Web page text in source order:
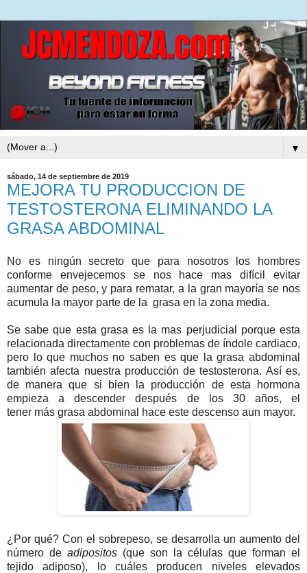
▼
sábado, 14 de septiembre de 2019
MEJORA TU PRODUCCION DE
TESTOSTERONA ELIMINANDO LA
GRASA ABDOMINAL
No es ningún secreto que para nosotros los hombres
conforme envejecemos se nos hace mas difícil evitar
aumentar de peso, y para rematar, a la gran mayoría se nos
acumula la mayor parte de la grasa en la zona media.
Se sabe que esta grasa es la mas perjudicial porque esta
relacionada directamente con problemas de índole cardiaco,
pero lo que muchos no saben es que la grasa abdominal
también afecta nuestra producción de testosterona. Así es,
de manera que si bien la producción de esta hormona
empieza a descender después de los 30 años, el
tener más grasa abdominal hace este descenso aun mayor.
¿Por qué? Con el sobrepeso, se desarrolla un aumento del
número de adipositos (que son la células que forman el
tejido adiposo), lo cuáles producen niveles elevados